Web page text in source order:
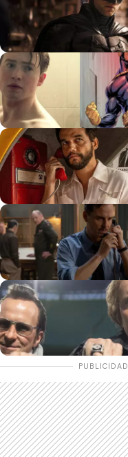
PUBLICIDAD